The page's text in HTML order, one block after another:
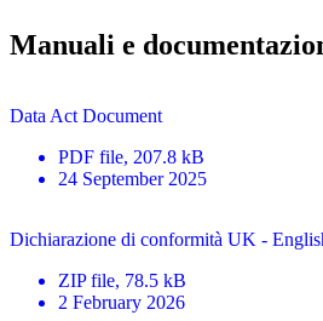
Manuali e
Data Act Document
PDF file, 207.8 kB
24 September 2025
Dichiarazione di conformità UK -
ZIP file, 78.5 kB
2 February 2026